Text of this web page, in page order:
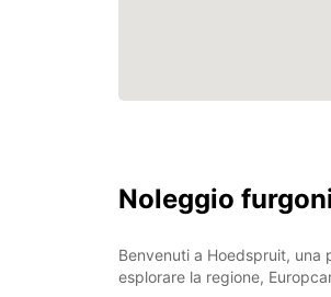
Noleggio
Benvenuti a Hoedspruit,
esplorare la regione,